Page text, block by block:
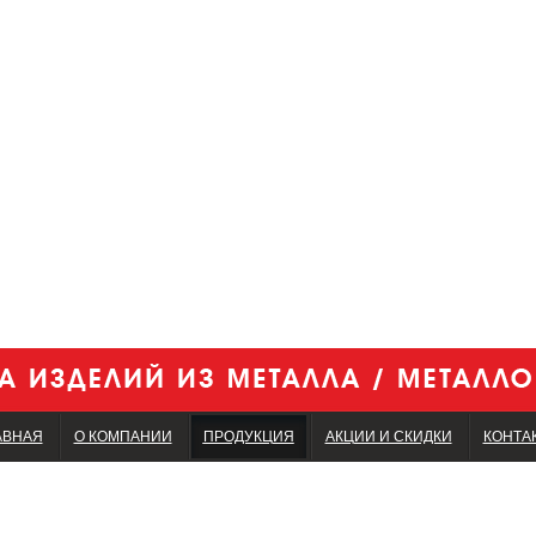
О КОМПАНИИ ПРОДУКЦИЯ АКЦИИ И СКИДКИ